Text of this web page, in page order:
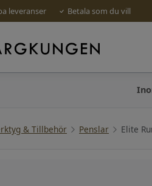
leveranser Betala som du vill
& Tillbehör Penslar Elite